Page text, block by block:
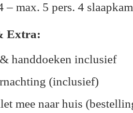
– max. 5 pers. 4
Extra:
handdoeken inclusief
(inclusief)
mee naar huis